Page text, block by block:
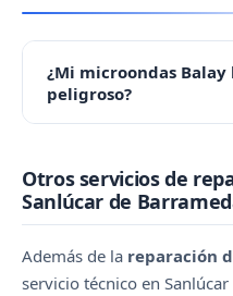
¿Mi microondas Balay
peligroso?
deteriorada debido a
grave pero debe
487.
Otros servicios de
Sanlúcar de
Además de la reparación
servicio técnico en